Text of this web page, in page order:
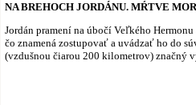
NA BREHOCH JORDÁNU. MŔTVE
Jordán pramení na úbočí Veľkého
čo znamená zostupovať a uvádzať ho do
(vzdušnou čiarou 200 kilometrov) značný